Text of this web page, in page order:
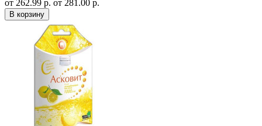
от 262.99 р. от 281.00 р.
В корзину